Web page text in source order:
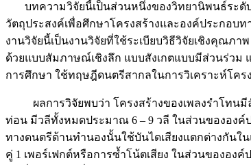
บทความวิจัยนี้เป็นส่วนหนึ่งของวิทยานิพนธ์ระดับ
วัตถุประสงค์เพื่อศึกษาโครงสร้างและองค์ประกอบ
งานวิจัยนี้เป็นงานวิจัยที่ใช้ระเบียบวิธีวิจัยเชิงคุณภา
ด้วยแบบสัมภาษณ์เชิงลึก แบบสังเกตแบบมีส่วนร่วม
การศึกษา ใช้ทฤษฎีดนตรีสากลในการวิเคราะห์โค
ผลการวิจัยพบว่า โครงสร้างของเพลงรำโทนมีลั
ท่อน มีวลีทั้งหมดประมาณ 6 – 9 วลี ในส่วนขององค์
ทางดนตรีด้านทำนองนั้นใช้บันไดเสียงแตกต่างกันใ
คู่ 1 เพอร์เฟกต์หรือการซ้ำโน้ตเสียง ในส่วนของอ